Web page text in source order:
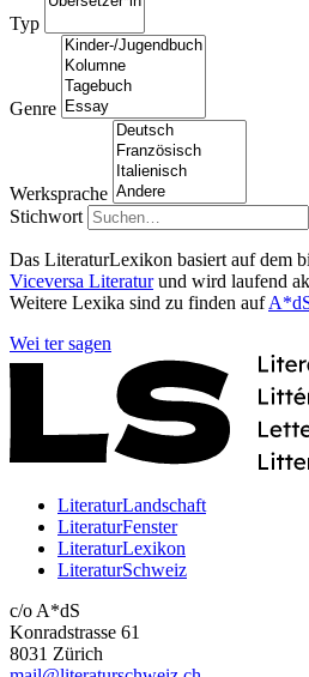
Typ
Genre
Werksprache
Stichwort
Das LiteraturLexikon basiert auf dem
Viceversa Literaturund wird laufend
Weitere Lexika sind zu finden auf
Wei ter sagen
LiteraturLandschaft
LiteraturFenster
LiteraturLexikon
LiteraturSchweiz
c/o A*dS
Konradstrasse 61
8031 Zürich